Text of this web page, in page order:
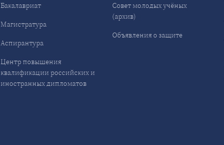
Бакалавриат
Магистратура
Аспирантура
Центр повышения
квалификации российских и
иностранных дипломатов
Совет молодых учёных
(архив)
Объявления о защите